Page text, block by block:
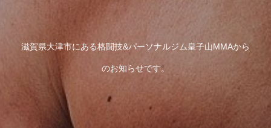
滋賀県大津市にある格闘技&パーソナルジム皇子山MMAから
のお知らせです。